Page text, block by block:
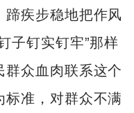
蹄疾步稳地把作风
子钉实钉牢”那样
群众血肉联系这个
标准，对群众不满